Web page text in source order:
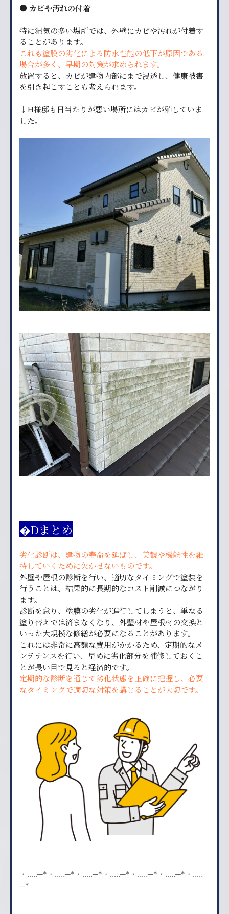
● カビや汚れの付着
特に湿気の多い場所では、外壁にカビや汚れが付着す
ることがあります。
これも塗膜の劣化による防水性能の低下が原因である
場合が多く、早期の対策が求められます。
放置すると、カビが建物内部にまで浸透し、健康被害
を引き起こすことも考えられます。
↓H様邸も日当たりが悪い場所にはカビが殖していま
した。
�Dまとめ
劣化診断は、建物の寿命を延ばし、美観や機能性を維
持していくために欠かせないものです。
外壁や屋根の診断を行い、適切なタイミングで塗装を
行うことは、結果的に長期的なコスト削減につながり
ます。
診断を怠り、塗膜の劣化が進行してしまうと、単なる
塗り替えでは済まなくなり、外壁材や屋根材の交換と
いった大規模な修繕が必要になることがあります。
これには非常に高額な費用がかかるため、定期的なメ
ンテナンスを行い、早めに劣化部分を補修しておくこ
とが長い目で見ると経済的です。
定期的な診断を通じて劣化状態を正確に把握し、必要
なタイミングで適切な対策を講じることが大切です。
・‥…─*・‥…─*・‥…─*・‥…─*・‥…─*・‥…─*・‥…
─*